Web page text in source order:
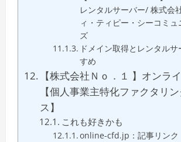
レンタルサーバー/ 株式会
ィ・ティピー・シーコミ
ズ
ドメイン取得とレンタル
すめ
【株式会社Ｎｏ．１ 】オンラ
【個人事業主特化ファクタリ
ス】
これも好きかも
online-cfd.jp：記事リン